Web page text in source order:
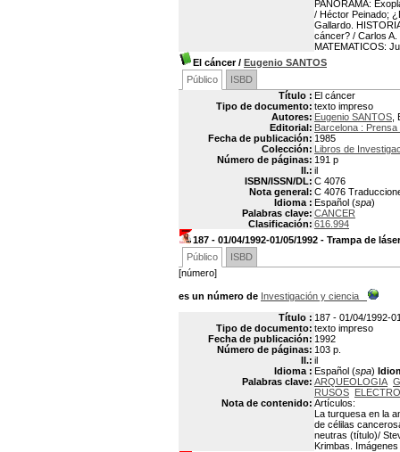
PANORAMA:
/ Héctor Peinado;
Gallardo.
cáncer? / Carlos
MATEMATICOS:
El cáncer/ Eugenio SANTOS
Público
ISBD
Título : El cáncer
Tipo de documento: texto impreso
Autores: Eugenio SANTOS
Editorial: Barcelona : Prensa
Fecha de publicación: 1985
Colección: Libros de
Número de páginas: 191 p
Il.: il
ISBN/ISSN/DL: C 4076
Nota general: C 4076
Idioma : Español (spa)
Palabras clave: CANCER
Clasificación: 616.994
187 - 01/04/1992-01/05/1992 - Trampa de láser
Público
ISBD
[número]
es un número de Investigación y ciencia
Título : 187 - 01/04/1992-
Tipo de documento: texto impreso
Fecha de publicación: 1992
Número de páginas: 103 p.
Il.: il
Idioma : Español (spa)
Palabras clave: ARQUEOLOGIA
RUSOS
Nota de contenido: Artículos:
La turquesa en la
de célilas
neutras (título)/
Krimbas.